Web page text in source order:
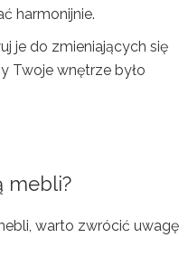
harmonijnie.
je do zmieniających się
Twoje wnętrze było
mebli?
warto zwrócić uwagę